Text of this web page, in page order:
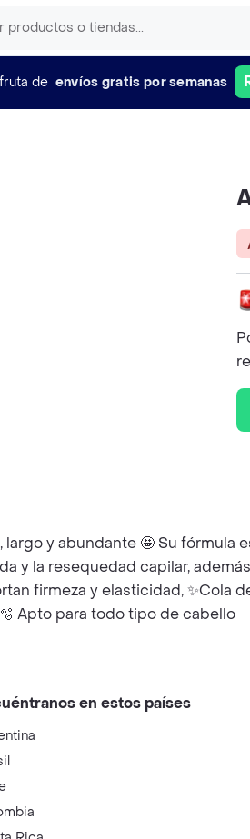
de envíos gratis por semanas
y abundante 🤩 Su
y la resequedad capilar,
firmeza y elasticidad, ✨Cola
Apto para todo tipo de cabello
en estos países